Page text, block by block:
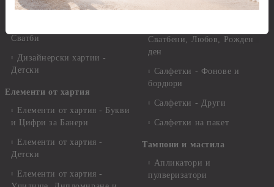
други
Сватби
Дизайнерски хартии -
Детски
Елементи от хартия
Елементи от хартия - Букви
и Цифри за Банери
Елементи от хартия -
Детски
Елементи от хартия -
Салфетки - Цветя и листа
Сватбени, Любов, Рожден
ден
Салфетки - Фонове и
бордюри
Салфетки - Други
Салфетки на пакет
Тампони и мастила
Апликатори и
пулверизатори